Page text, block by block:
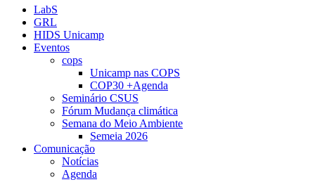
LabS
GRL
HIDS Unicamp
Eventos
cops
Unicamp nas COPS
COP30 +Agenda
Seminário CSUS
Fórum Mudança climática
Semana do Meio Ambiente
Semeia 2026
Comunicação
Notícias
Agenda